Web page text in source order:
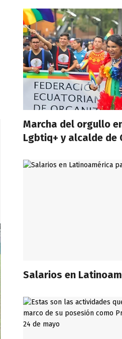
Marcha del orgullo
Lgbtiq+ y alcalde de
Salarios en